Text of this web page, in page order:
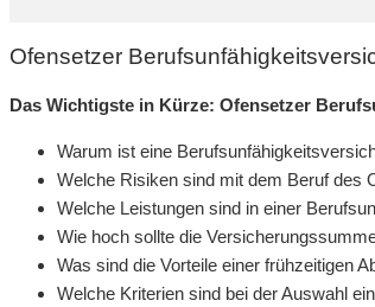
Ofensetzer
Das Wichtigste in Kürze: Ofensetzer
Warum ist eine
Welche Risiken sind mit dem Beruf des
Welche Leistungen sind in einer
Wie hoch sollte die
Was sind die Vorteile einer frühzeitigen
Welche Kriterien sind bei der Auswahl